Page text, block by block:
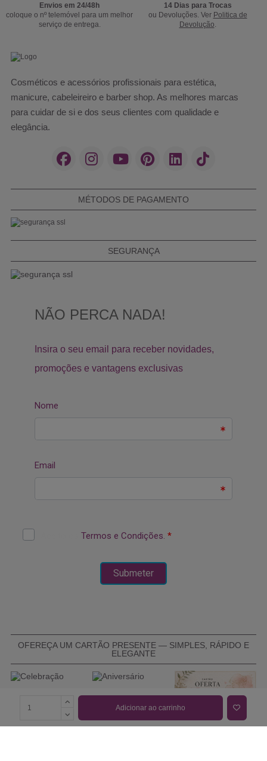
Adicionar ao carrinho
Envios em 24/48h
coloque o nº telemóvel para um melhor
serviço de entrega.
14 Dias para Trocas
ou Devoluções. Ver Politica de
Devolução.
Cosméticos e acessórios profissionais para estética,
manicure, cabeleireiro e barber shop. As melhores marcas
para cuidar de si e dos seus clientes com qualidade e
elegância.
MÉTODOS DE PAGAMENTO
SEGURANÇA
OFEREÇA UM CARTÃO PRESENTE — SIMPLES, RÁPIDO E
ELEGANTE